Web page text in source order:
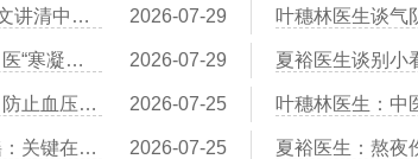
王清海医生：冠心病“本虚标实”是什么意思？一文讲清中医治病的逻辑 2026-07-29
王清海医生：为什么天冷时冠心病容易发作？中医“寒凝血瘀”的真相 2026-07-29
夏裕医生：夏季出汗多易虚脱？中医益气生津，防止血压过低或过高 2026-07-25
王清海医生：吃醋泡花生能软化血管？中医辟谣：关键在于控制血脂 2026-07-25